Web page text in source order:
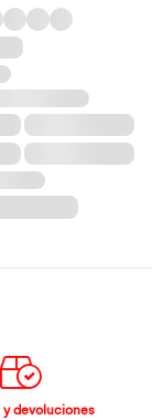
y devoluciones